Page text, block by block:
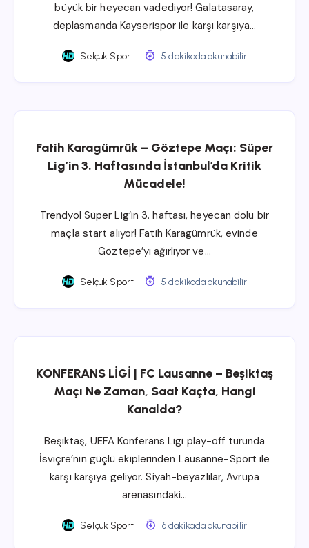
büyük bir heyecan vadediyor! Galatasaray,
deplasmanda Kayserispor ile karşı karşıya…
Selçuk Sport 5 dakikada okunabilir
Fatih Karagümrük – Göztepe Maçı: Süper
Lig’in 3. Haftasında İstanbul’da Kritik
Mücadele!
Trendyol Süper Lig’in 3. haftası, heyecan dolu bir
maçla start alıyor! Fatih Karagümrük, evinde
Göztepe’yi ağırlıyor ve…
Selçuk Sport 5 dakikada okunabilir
KONFERANS LİGİ | FC Lausanne – Beşiktaş
Maçı Ne Zaman, Saat Kaçta, Hangi
Kanalda?
Beşiktaş, UEFA Konferans Ligi play-off turunda
İsviçre’nin güçlü ekiplerinden Lausanne-Sport ile
karşı karşıya geliyor. Siyah-beyazlılar, Avrupa
arenasındaki…
Selçuk Sport 6 dakikada okunabilir